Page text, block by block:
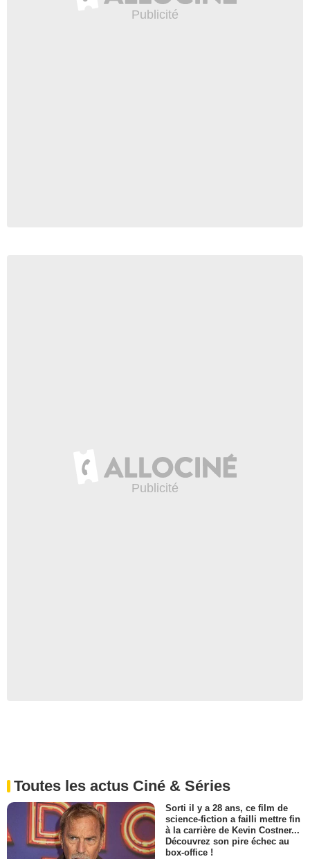
Toutes les actus Ciné & Séries
Sorti il y a 28 ans, ce film de
science-fiction a failli mettre fin
à la carrière de Kevin Costner...
Découvrez son pire échec au
box-office !